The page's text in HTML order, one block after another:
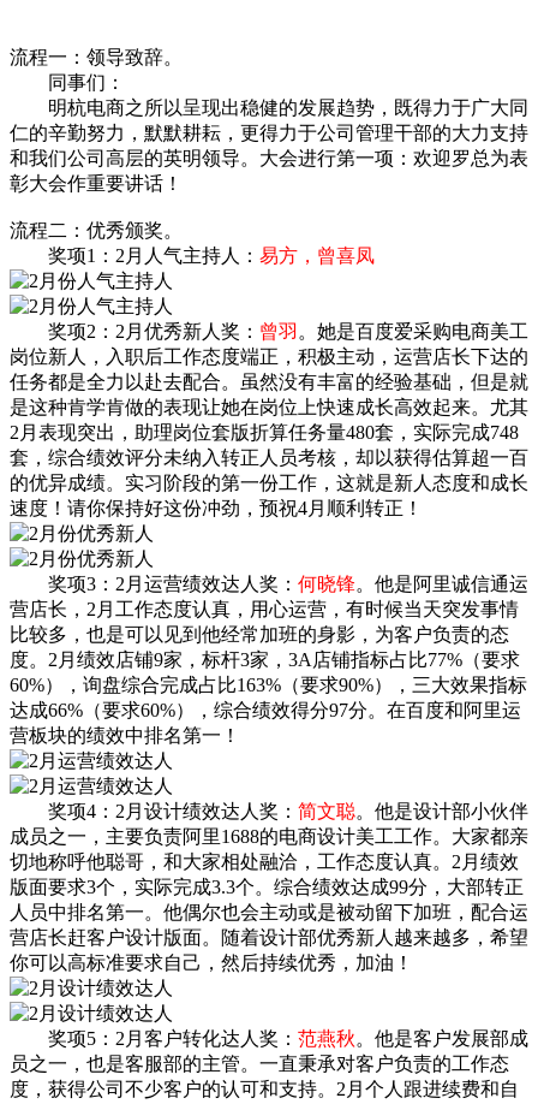
流程一：领导致辞。
同事们：
明杭电商之所以呈现出稳健的发展趋势，既得力于广大同
仁的辛勤努力，默默耕耘，更得力于公司管理干部的大力支持
和我们公司高层的英明领导。大会进行第一项：欢迎罗总为表
彰大会作重要讲话！
流程二：优秀颁奖。
奖项1：2月人气主持人： 易方，曾喜凤
奖项2：2月优秀新人奖： 曾羽 。她是百度爱采购电商美工
岗位新人，入职后工作态度端正，积极主动，运营店长下达的
任务都是全力以赴去配合。虽然没有丰富的经验基础，但是就
是这种肯学肯做的表现让她在岗位上快速成长高效起来。尤其
2月表现突出，助理岗位套版折算任务量480套，实际完成748
套，综合绩效评分未纳入转正人员考核，却以获得估算超一百
的优异成绩。实习阶段的第一份工作，这就是新人态度和成长
速度！请你保持好这份冲劲，预祝4月顺利转正！
奖项3：2月运营绩效达人奖： 何晓锋。他是阿里诚信通运
营店长，2月工作态度认真，用心运营，有时候当天突发事情
比较多，也是可以见到他经常加班的身影，为客户负责的态
度。2月绩效店铺9家，标杆3家，3A店铺指标占比77%（要求
60%），询盘综合完成占比163%（要求90%），三大效果指标
达成66%（要求60%），综合绩效得分97分。在百度和阿里运
营板块的绩效中排名第一！
奖项4：2月设计绩效达人奖： 简文聪。他是设计部小伙伴
成员之一，主要负责阿里1688的电商设计美工工作。大家都亲
切地称呼他聪哥，和大家相处融洽，工作态度认真。2月绩效
版面要求3个，实际完成3.3个。综合绩效达成99分，大部转正
人员中排名第一。他偶尔也会主动或是被动留下加班，配合运
营店长赶客户设计版面。随着设计部优秀新人越来越多，希望
你可以高标准要求自己，然后持续优秀，加油！
奖项5：2月客户转化达人奖： 范燕秋。他是客户发展部成
员之一，也是客服部的主管。一直秉承对客户负责的工作态
度，获得公司不少客户的认可和支持。2月个人跟进续费和自